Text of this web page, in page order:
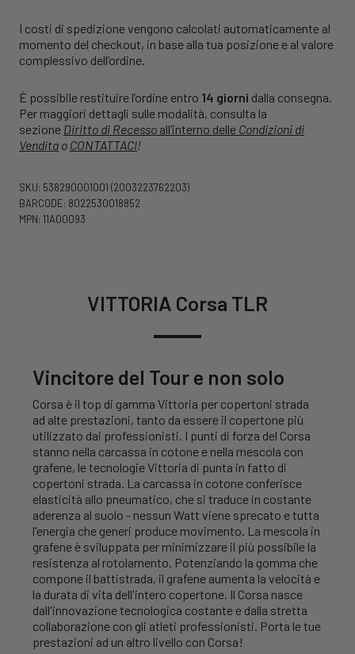
I costi di spedizione vengono calcolati automaticamente al
momento del checkout, in base alla tua posizione e al valore
complessivo dell’ordine.
È possibile restituire l’ordine entro 14 giorni dalla consegna.
Per maggiori dettagli sulle modalità, consulta la
sezione Diritto di Recesso all’interno delle Condizioni di
Vendita o CONTATTACI!
SKU: 538290001001 (2003223762203)
BARCODE: 8022530018852
MPN: 11A00093
VITTORIA Corsa TLR
Vincitore del Tour e non solo
Corsa è il top di gamma Vittoria per copertoni strada
ad alte prestazioni, tanto da essere il copertone più
utilizzato dai professionisti. I punti di forza del Corsa
stanno nella carcassa in cotone e nella mescola con
grafene, le tecnologie Vittoria di punta in fatto di
copertoni strada. La carcassa in cotone conferisce
elasticità allo pneumatico, che si traduce in costante
aderenza al suolo - nessun Watt viene sprecato e tutta
l'energia che generi produce movimento. La mescola in
grafene è sviluppata per minimizzare il più possibile la
resistenza al rotolamento. Potenziando la gomma che
compone il battistrada, il grafene aumenta la velocità e
la durata di vita dell'intero copertone. Il Corsa nasce
dall'innovazione tecnologica costante e dalla stretta
collaborazione con gli atleti professionisti. Porta le tue
prestazioni ad un altro livello con Corsa!